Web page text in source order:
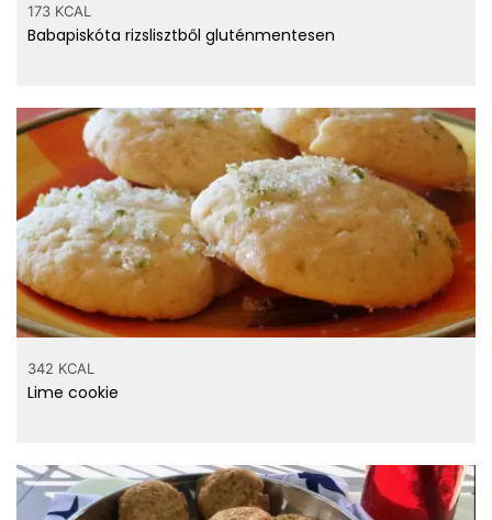
173 KCAL
Babapiskóta rizslisztből gluténmentesen
342 KCAL
Lime cookie